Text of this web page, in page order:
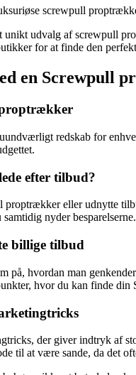
screwpull
udvalg af screwpull
for at finde den
en Screwpull
redskab for
efter tilbud?
eller udnytte
nyder besparelserne.
billige tilbud
på, hvordan man
hvor du kan finde
der giver indtryk af
til at være sande, da det